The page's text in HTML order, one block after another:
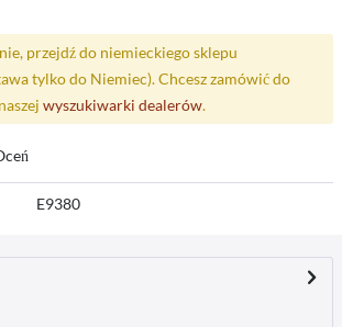
przejdź do niemieckiego sklepu
tylko do Niemiec). Chcesz zamówić do
wyszukiwarki dealerów.
E9380